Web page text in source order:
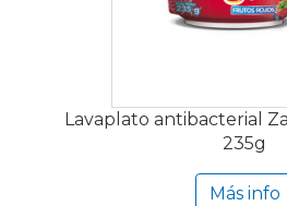
Lavaplato antibacterial
235g
Más info